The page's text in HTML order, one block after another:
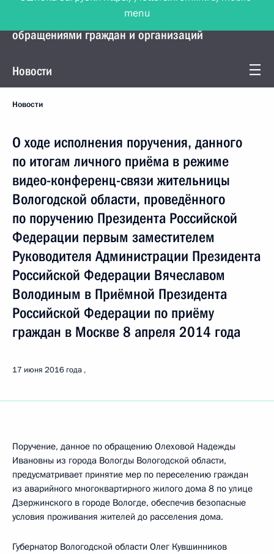
Управление Президента по работе с
обращениями граждан и организаций
Новости
Новости
О ходе исполнения поручения, данного
по итогам личного приёма в режиме
видео-конференц-связи жительницы
Вологодской области, проведённого
по поручению Президента Российской
Федерации первым заместителем
Руководителя Администрации Президента
Российской Федерации Вячеславом
Володиным в Приёмной Президента
Российской Федерации по приёму
граждан в Москве 8 апреля 2014 года
17 июня 2016 года
Поручение, данное по обращению Олеховой Надежды
Ивановны из города Вологды Вологодской области,
предусматривает принятие мер по переселению граждан
из аварийного многоквартирного жилого дома 8 по улице
Дзержинского в городе Вологде, обеспечив безопасные
условия проживания жителей до расселения дома.
Губернатор Вологодской области Олег Кувшинников
menu